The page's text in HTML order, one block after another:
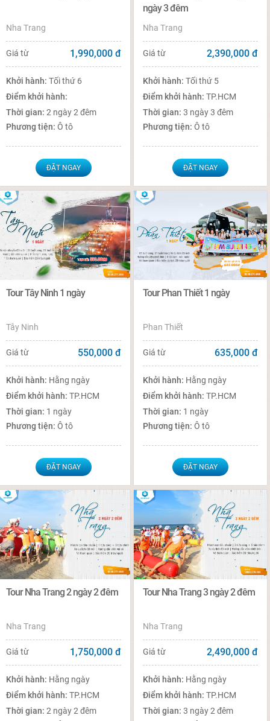
Nha Trang
Giá từ 1,990,000 đ
Khởi hành:Tối thứ 6
Điểm khởi hành:
Thời gian:2 ngày 2 đêm
Phương tiện:Ô tô
ĐẶT NGAY
ngày 3 đêm
Nha Trang
Giá từ 2,390,000 đ
Khởi hành:Tối thứ 5
Điểm khởi hành:TP.HCM
Thời gian:3 ngày 3 đêm
Phương tiện:Ô tô
ĐẶT NGAY
Tour Tây Ninh 1 ngày
Tây Ninh
Giá từ 550,000 đ
Khởi hành: Hằng ngày
Điểm khởi hành:TP.HCM
Thời gian: 1 ngày
Phương tiện:Ô tô
ĐẶT NGAY
Tour Phan Thiết 1 ngày
Phan Thiết
Giá từ 635,000 đ
Khởi hành: Hằng ngày
Điểm khởi hành:TP.HCM
Thời gian: 1 ngày
Phương tiện:Ô tô
ĐẶT NGAY
Tour Nha Trang 2 ngày 2 đêm
Nha Trang
Giá từ 1,750,000 đ
Khởi hành: Hằng ngày
Điểm khởi hành:TP.HCM
Thời gian:2 ngày 2 đêm
Tour Nha Trang 3 ngày 2 đêm
Nha Trang
Giá từ 2,490,000 đ
Khởi hành: Hằng ngày
Điểm khởi hành:TP.HCM
Thời gian:3 ngày 2 đêm